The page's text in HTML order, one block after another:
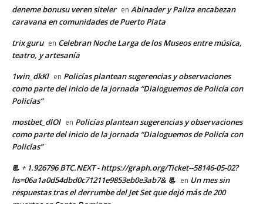
deneme bonusu veren siteler en Abinader y Paliza encabezan
caravana en comunidades de Puerto Plata
trix guru en Celebran Noche Larga de los Museos entre música,
teatro, y artesanía
1win_dkKl en Policías plantean sugerencias y observaciones
como parte del inicio de la jornada “Dialoguemos de Policía con
Policías”
mostbet_dlOl en Policías plantean sugerencias y observaciones
como parte del inicio de la jornada “Dialoguemos de Policía con
Policías”
📃 + 1.926796 BTC.NEXT - https://graph.org/Ticket--58146-05-02?
hs=06a1a0d54dbd0c71211e9853eb0e3ab7& 📃 en Un mes sin
respuestas tras el derrumbe del Jet Set que dejó más de 200